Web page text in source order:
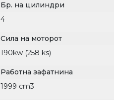
Бр. на цилиндри
4
Сила на моторот
190kw (258 ks)
Работна зафатнина
1999 cm3